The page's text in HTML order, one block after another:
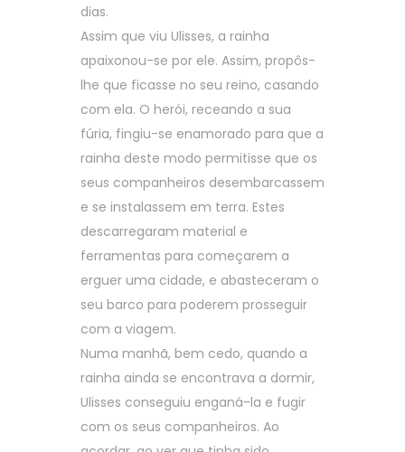
dias.
Assim que viu Ulisses, a rainha
apaixonou-se por ele. Assim, propôs-
lhe que ficasse no seu reino, casando
com ela. O herói, receando a sua
fúria, fingiu-se enamorado para que a
rainha deste modo permitisse que os
seus companheiros desembarcassem
e se instalassem em terra. Estes
descarregaram material e
ferramentas para começarem a
erguer uma cidade, e abasteceram o
seu barco para poderem prosseguir
com a viagem.
Numa manhã, bem cedo, quando a
rainha ainda se encontrava a dormir,
Ulisses conseguiu enganá-la e fugir
com os seus companheiros. Ao